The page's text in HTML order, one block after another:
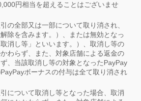
円相当を超えることはございませ
の全部又は一部について取り消され、
除を含みます。）、または無効となっ
消し等」といいます。）、取消し等の
わらず、また、対象店舗による返金の
、当該取消し等の対象となったPayPay
ボーナスの付与は全て取り消され
について取消し等となった場合、取消